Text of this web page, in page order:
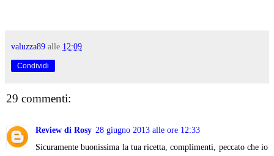
valuzza89 alle 12:09
Condividi
29 commenti:
Review di Rosy 28 giugno 2013 alle ore 12:33
Sicuramente buonissima la tua ricetta, complimenti, peccato che io